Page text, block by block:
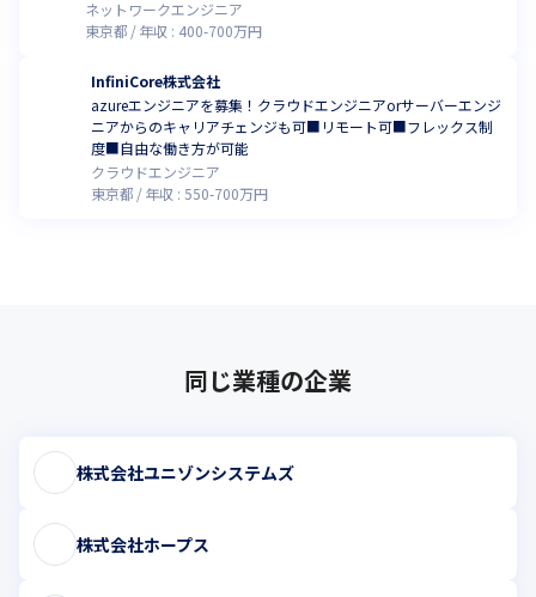
ネットワークエンジニア
東京都
年収 : 400-700万円
InfiniCore株式会社
azureエンジニアを募集！クラウドエンジニアorサーバーエンジ
ニアからのキャリアチェンジも可■リモート可■フレックス制
度■自由な働き方が可能
クラウドエンジニア
東京都
年収 :550-700万円
同じ業種の企業
株式会社ユニゾンシステムズ
株式会社ホープス